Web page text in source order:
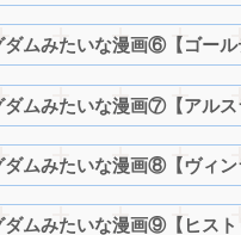
ダムみたいな漫画⑥【ゴー
ダムみたいな漫画⑦【アル
ダムみたいな漫画⑧【ヴィン
ダムみたいな漫画⑨【ヒス